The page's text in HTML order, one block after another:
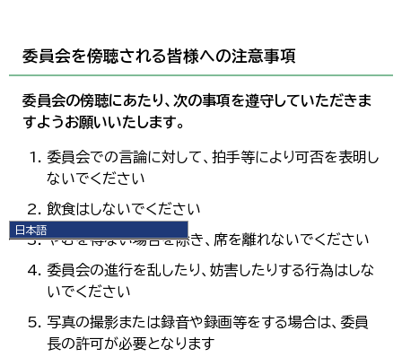
日本語
日本語
English
简体中文
繁體中文
委員会を傍聴される皆様への注意事項
委員会の傍聴にあたり、次の事項を遵守していただきま
すようお願いいたします。
委員会での言論に対して、拍手等により可否を表明し
ないでください
飲食はしないでください
やむを得ない場合を除き、席を離れないでください
委員会の進行を乱したり、妨害したりする行為はしな
いでください
写真の撮影または録音や録画等をする場合は、委員
長の許可が必要となります